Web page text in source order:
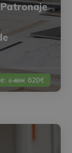
2.480€ 620€